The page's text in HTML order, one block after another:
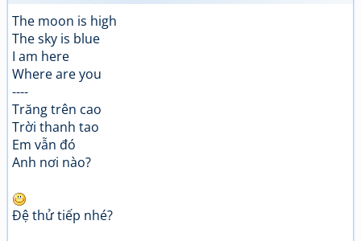
The moon is high
The sky is blue
I am here
Where are you
----
Trăng trên cao
Trời thanh tao
Em vẫn đó
Anh nơi nào?
Đệ thử tiếp nhé?